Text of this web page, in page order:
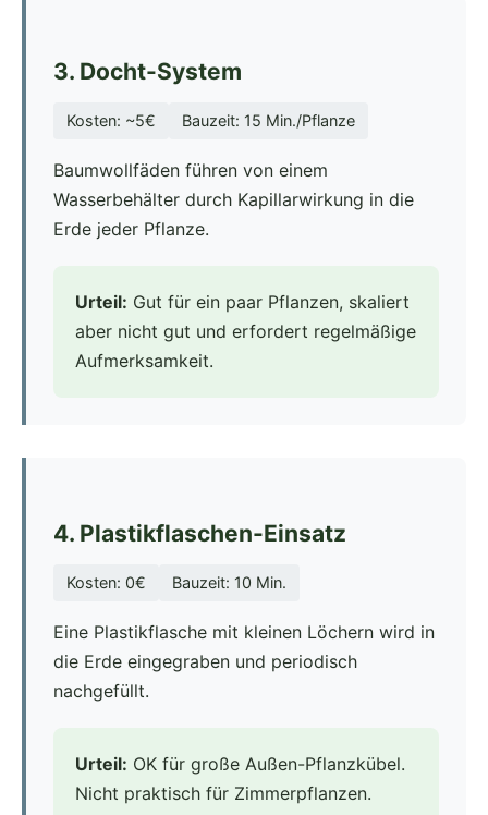
3. Docht-System
Kosten: ~5€ Bauzeit: 15 Min./Pflanze
Baumwollfäden führen von einem
Wasserbehälter durch Kapillarwirkung in die
Erde jeder Pflanze.
Urteil: Gut für ein paar Pflanzen, skaliert
aber nicht gut und erfordert regelmäßige
Aufmerksamkeit.
4. Plastikflaschen-Einsatz
Kosten: 0€ Bauzeit: 10 Min.
Eine Plastikflasche mit kleinen Löchern wird in
die Erde eingegraben und periodisch
nachgefüllt.
Urteil: OK für große Außen-Pflanzkübel.
Nicht praktisch für Zimmerpflanzen.